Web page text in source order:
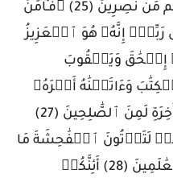
بَعۡضٗا وَمَأۡوَىٰكُمُ ٱلنَّارُ وَمَا لَكُم مِّن نَّٰصِرِينَ (25) ۞فَـَٔامَنَ
رَبِّيٓۖ إِنَّهُۥ هُوَ ٱلۡعَزِيزُ
لَهُۥٓ إِسۡحَٰقَ وَيَعۡقُوبَ
وَءَاتَيۡنَٰهُ أَجۡرَهُۥ
فِي ٱلدُّنۡيَاۖ وَإِنَّهُۥ فِي ٱلۡأٓخِرَةِ لَمِنَ ٱلصَّٰلِحِينَ (27)
لَتَأۡتُونَ ٱلۡفَٰحِشَةَ مَا
سَبَقَكُم بِهَا مِنۡ أَحَدٖ مِّنَ ٱلۡعَٰلَمِينَ (28) أَئِنَّكُمۡ